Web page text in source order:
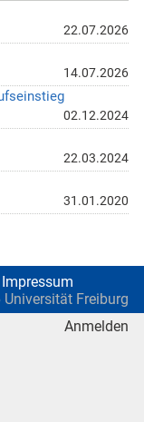
22.07.2026
14.07.2026
02.12.2024
22.03.2024
31.01.2020
Impressum
Universität Freiburg
Anmelden